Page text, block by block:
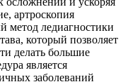
артроскопия
метод ледиагностики
который позволяет
делать большие
является
заболеваний